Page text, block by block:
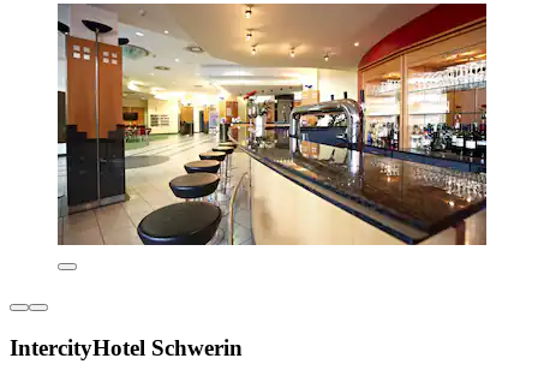
IntercityHotel Schwerin